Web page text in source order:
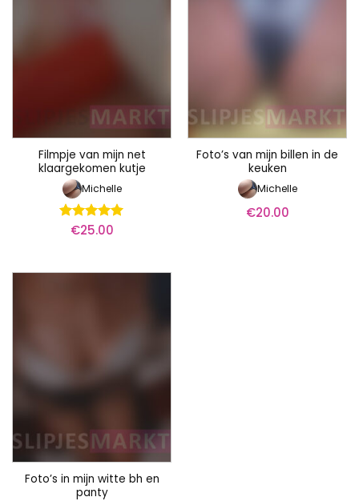
Filmpje van mijn net
klaargekomen kutje
Michelle
Waardering
€25.00
Foto’s van mijn billen in de
keuken
Michelle
€20.00
Foto’s in mijn witte bh en
panty